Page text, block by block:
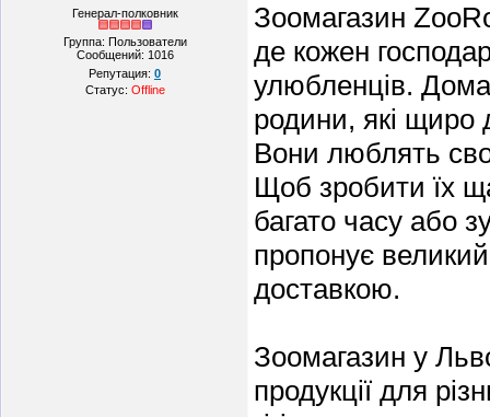
Генерал-полковник
Группа: Пользователи
Сообщений: 1016
Репутация: 0
Статус: Offline
Зоомагазин
де кожен
улюбленців.
родини, які щиро
Вони люблять
Щоб зробити їх
багато часу або
пропонує
доставкою.
Зоомагазин у
продукції для